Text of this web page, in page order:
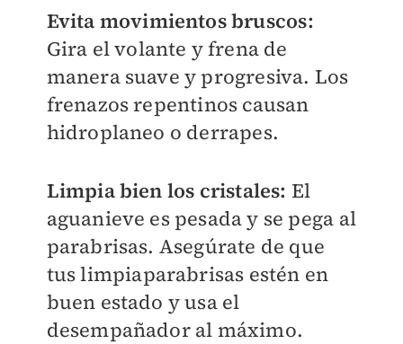
Evita movimientos bruscos:
Gira el volante y frena de
manera suave y progresiva. Los
frenazos repentinos causan
hidroplaneo o derrapes.
Limpia bien los cristales: El
aguanieve es pesada y se pega al
parabrisas. Asegúrate de que
tus limpiaparabrisas estén en
buen estado y usa el
desempañador al máximo.